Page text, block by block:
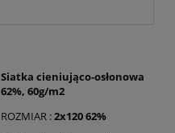
Siatka cieniująco-osłonowa
62%, 60g/m2
ROZMIAR :2x120 62%